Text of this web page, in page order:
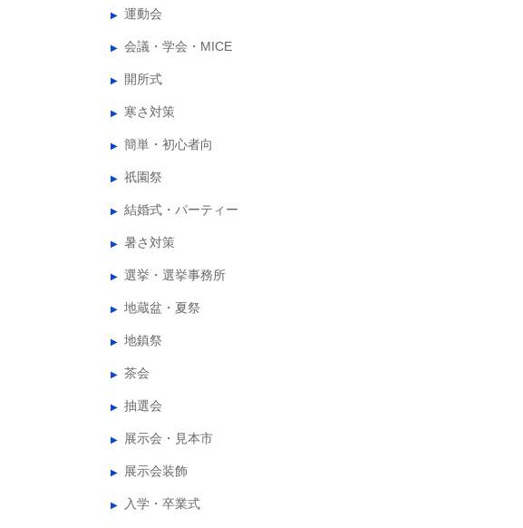
運動会
会議・学会・MICE
開所式
寒さ対策
簡単・初心者向
祇園祭
結婚式・パーティー
暑さ対策
選挙・選挙事務所
地蔵盆・夏祭
地鎮祭
茶会
抽選会
展示会・見本市
展示会装飾
入学・卒業式